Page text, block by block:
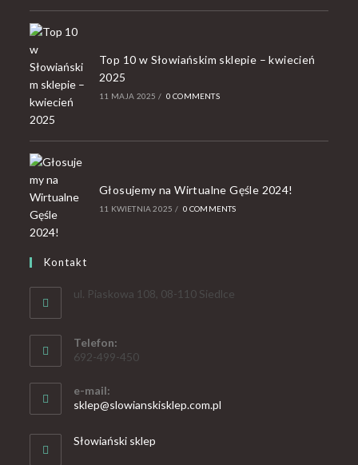
Top 10 w Słowiańskim sklepie – kwiecień
2025
11 MAJA 2025 / 0 COMMENTS
Głosujemy na Wirtualne Gęśle 2024!
11 KWIETNIA 2025 / 0 COMMENTS
Kontakt
ul. Piaskowa 108, 08-110 Siedlce
Telefon:
692-499-450
e-mail:
sklep@slowianskisklep.com.pl
Słowiański sklep